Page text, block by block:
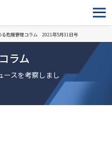
る危機管理コラム 2021年5月31日号
ラム
ースを考察しまし